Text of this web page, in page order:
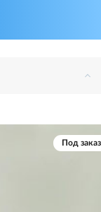
Под заказ